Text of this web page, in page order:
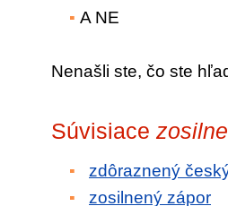
A NE
Nenašli ste, čo ste
Súvisiace
zdôraznený
zosilnený zápor